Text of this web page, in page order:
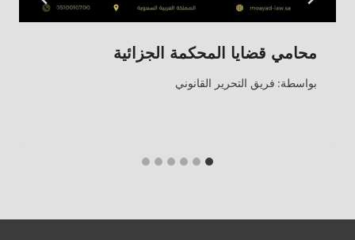
محامي قضايا المحكمة الجزائية
بواسطة: فريق التحرير القانوني